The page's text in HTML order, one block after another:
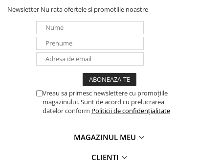
Solutii solare portabile
Lichidare de stoc
Acumulatori
Sisteme de prindere
Statii de incarcare EV
Newsletter Nu rata ofertele si promotiile noastre
Vreau sa primesc newslettere cu promoțiile
magazinului. Sunt de acord cu prelucrarea
datelor conform Politicii de confidențialitate
MAGAZINUL MEU
CLIENTI